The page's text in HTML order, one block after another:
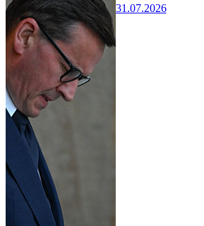
31.07.2026